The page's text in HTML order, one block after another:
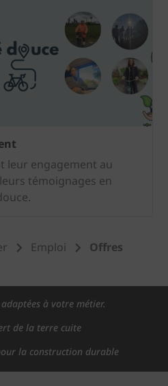
leur engagement au
témoignages en
Emploi
Offres
à votre métier.
de la terre cuite
la construction durable